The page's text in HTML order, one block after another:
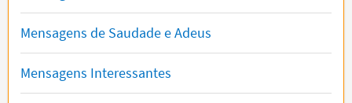
Mensagens de Saudade e Adeus
Mensagens Interessantes